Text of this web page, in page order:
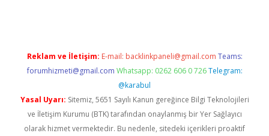
Reklam ve İletişim: E-mail: backlinkpaneli@gmail.com Teams:
forumhizmeti@gmail.com Whatsapp: 0262 606 0 726 Telegram:
@karabul
Yasal Uyarı: Sitemiz, 5651 Sayılı Kanun gereğince Bilgi Teknolojileri
ve İletişim Kurumu (BTK) tarafından onaylanmış bir Yer Sağlayıcı
olarak hizmet vermektedir. Bu nedenle, sitedeki içerikleri proaktif